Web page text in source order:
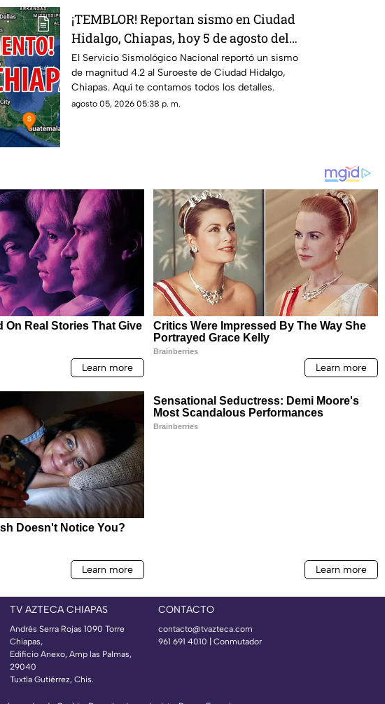
¡TEMBLOR! Reportan sismo en Ciudad
Hidalgo, Chiapas, hoy 5 de agosto del
2026
El Servicio Sismológico Nacional reportó un sismo
de magnitud 4.2 al Suroeste de Ciudad Hidalgo,
Chiapas. Aquí te contamos todos los detalles.
agosto 05, 2026 05:38 p. m.
TV AZTECA CHIAPAS
Andrés Serra Rojas 1090 Torre
Chiapas,
Edificio Anexo, Amp las Palmas,
29040
Tuxtla Gutiérrez, Chis.
CONTACTO
contacto@tvazteca.com
961 691 4010 | Conmutador